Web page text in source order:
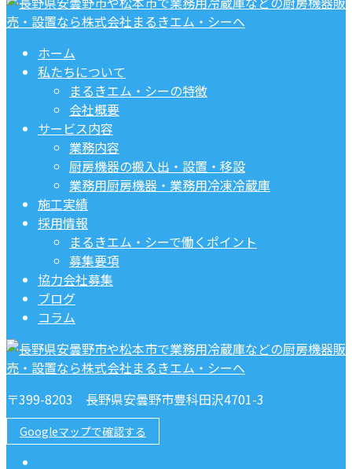
ホーム
私たちについて
まるきエム・シーの特徴
会社概要
サービス内容
業務内容
厨房機器の搬入出・設置・移設
業務用厨房機器・業務用冷凍冷蔵庫
施工実績
採用情報
まるきエム・シーで働くポイント
募集要項
協力会社募集
ブログ
コラム
〒399-8203 長野県安曇野市豊科田沢4701-3
Googleマップで確認する